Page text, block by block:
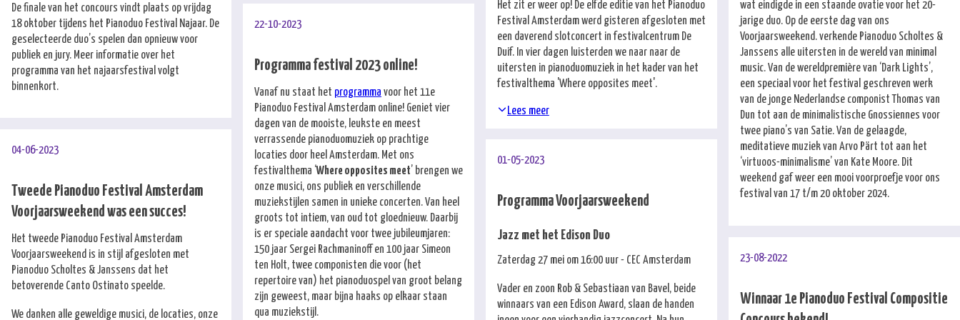
De finale van het concours vindt plaats op vrijdag
18 oktober tijdens het Pianoduo Festival Najaar. De
geselecteerde duo’s spelen dan opnieuw voor
publiek en jury. Meer informatie over het
programma van het najaarsfestival volgt
binnenkort.
wat eindigde in een staande ovatie voor het 20-
jarige duo. Op de eerste dag van ons
Voorjaarsweekend. verkende Pianoduo Scholtes &
Janssens alle uitersten in de wereld van minimal
music. Van de wereldpremière van ‘Dark Lights’,
een speciaal voor het festival geschreven werk
van de jonge Nederlandse componist Thomas van
Dun tot aan de minimalistische Gnossiennes voor
twee piano’s van Satie. Van de gelaagde,
meditatieve muziek van Arvo Pärt tot aan het
‘virtuoos-minimalisme’ van Kate Moore. Dit
weekend gaf weer een mooi voorproefje voor ons
festival van 17 t/m 20 oktober 2024.
Het zit er weer op! De elfde editie van het Pianoduo
Festival Amsterdam werd gisteren afgesloten met
een daverend slotconcert in festivalcentrum De
Duif. In vier dagen luisterden we naar naar de
uitersten in pianoduomuziek in het kader van het
festivalthema 'Where opposites meet'.
Lees meer
22-10-2023
Programma festival 2023 online!
Vanaf nu staat het programma voor het 11e
Pianoduo Festival Amsterdam online! Geniet vier
dagen van de mooiste, leukste en meest
verrassende pianoduomuziek op prachtige
locaties door heel Amsterdam. Met ons
festivalthema ‘Where opposites meet’ brengen we
onze musici, ons publiek en verschillende
muziekstijlen samen in unieke concerten. Van heel
groots tot intiem, van oud tot gloednieuw. Daarbij
is er speciale aandacht voor twee jubileumjaren:
150 jaar Sergei Rachmaninoff en 100 jaar Simeon
ten Holt, twee componisten die voor (het
repertoire van) het pianoduospel van groot belang
zijn geweest, maar bijna haaks op elkaar staan
qua muziekstijl.
04-06-2023
Tweede Pianoduo Festival Amsterdam
Voorjaarsweekend was een succes!
Het tweede Pianoduo Festival Amsterdam
Voorjaarsweekend is in stijl afgesloten met
Pianoduo Scholtes & Janssens dat het
betoverende Canto Ostinato speelde.
We danken alle geweldige musici, de locaties, onze
01-05-2023
Programma Voorjaarsweekend
Jazz met het Edison Duo
Zaterdag 27 mei om 16:00 uur - CEC Amsterdam
Vader en zoon Rob & Sebastiaan van Bavel, beide
winnaars van een Edison Award, slaan de handen
23-08-2022
Winnaar 1e Pianoduo Festival Compositie